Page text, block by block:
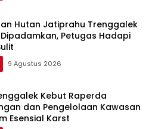
Hutan Jatiprahu Trenggalek
Petugas Hadapi
9 Agustus 2026
Kebut Raperda
dan Pengelolaan Kawasan
Esensial Karst